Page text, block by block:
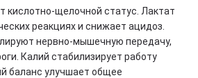
кислотно-щелочной статус. Лактат
реакциях и снижает ацидоз.
нервно-мышечную передачу,
Калий стабилизирует работу
баланс улучшает общее